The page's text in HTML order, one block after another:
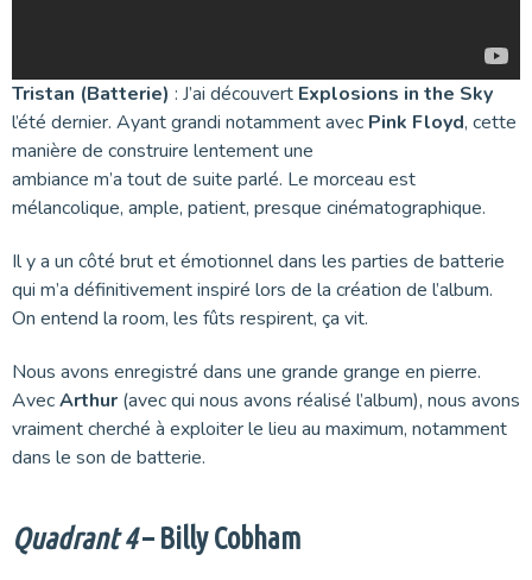
Tristan (Batterie) : J’ai découvert Explosions in the Sky
l’été dernier. Ayant grandi notamment avec Pink Floyd, cette
manière de construire lentement une
ambiance m’a tout de suite parlé. Le morceau est
mélancolique, ample, patient, presque cinématographique.
Il y a un côté brut et émotionnel dans les parties de batterie
qui m’a définitivement inspiré lors de la création de l’album.
On entend la room, les fûts respirent, ça vit.
Nous avons enregistré dans une grande grange en pierre.
AvecArthur (avec qui nous avons réalisé l’album), nous avons
vraiment cherché à exploiter le lieu au maximum, notamment
dans le son de batterie.
Quadrant 4– Billy Cobham